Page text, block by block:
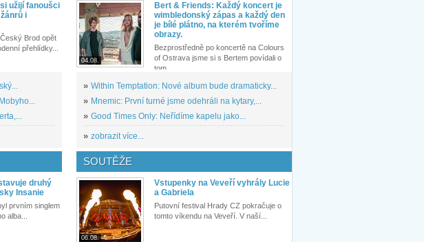
užijí fanoušci
i
Brod opět
přehlídky...
04.08.
Bert & Friends: Každý koncert je
wimbledonský zápas a každý den
je bílé plátno, na kterém tvoříme
obrazy.
Bezprostředně po koncertě na Colours
of Ostrava jsme si s Bertem povídali o
tom,...
» Within Temptation: Nové album bude dramaticky...
» Mnemic: První turné jsme odehráli na kytary,...
» Good Times Only: Neřídíme kapelu jako...
» zobrazit více...
druhý
Insanie
prvním singlem
alba...
SOUTĚŽE
06.08.
Vstupenky na Veveří vyhrály Lucie
a Gabriela
Putovní festival Hrady CZ pokračuje o
tomto víkendu na Veveří. V naší...